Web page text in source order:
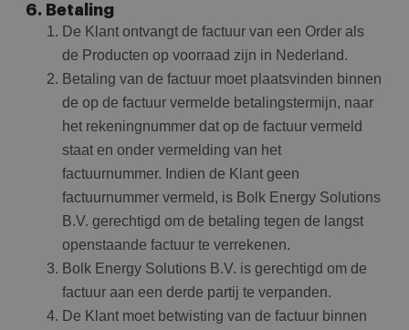
6. Betaling
De Klant ontvangt de factuur van een Order als
de Producten op voorraad zijn in Nederland.
Betaling van de factuur moet plaatsvinden binnen
de op de factuur vermelde betalingstermijn, naar
het rekeningnummer dat op de factuur vermeld
staat en onder vermelding van het
factuurnummer. Indien de Klant geen
factuurnummer vermeld, is Bolk Energy Solutions
B.V. gerechtigd om de betaling tegen de langst
openstaande factuur te verrekenen.
Bolk Energy Solutions B.V. is gerechtigd om de
factuur aan een derde partij te verpanden.
De Klant moet betwisting van de factuur binnen